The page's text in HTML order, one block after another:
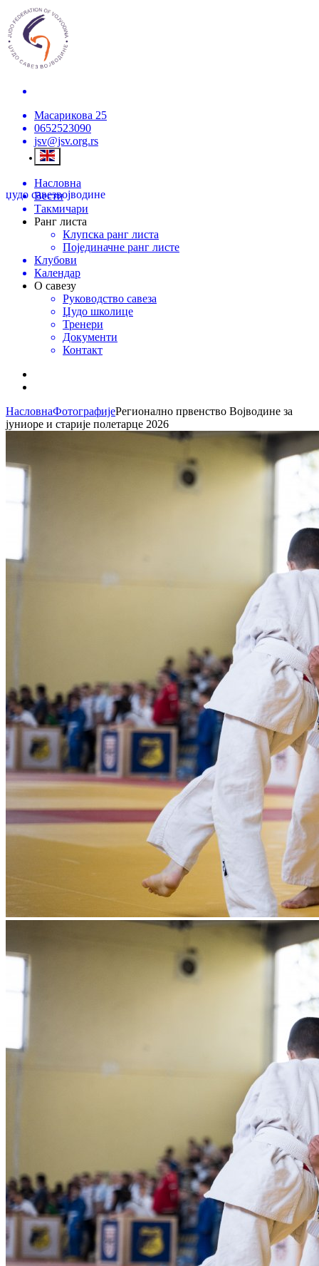
Масарикова 25
0652523090
jsv@jsv.org.rs
џудо савезвојводине
Насловна
Вести
Такмичари
Ранг листа
Клупска ранг листа
Појединачне ранг листе
Клубови
Календар
О савезу
Руководство савеза
Џудо школице
Тренери
Документи
Контакт
НасловнаФотографијеРегионално првенство Војводине за
јуниоре и старије полетарце 2026